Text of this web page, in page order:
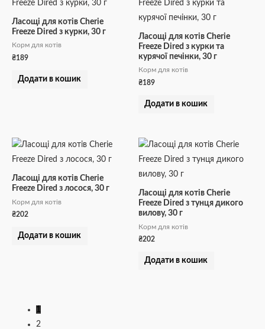
Ласощі для котів Cherie
Freeze Dired з курки, 30 г
Корм для котів
₴189
Додати в кошик
Ласощі для котів Cherie
Freeze Dired з курки та
курячої печінки, 30 г
Корм для котів
₴189
Додати в кошик
Ласощі для котів Cherie
Freeze Dired з лосося, 30 г
Корм для котів
₴202
Додати в кошик
Ласощі для котів Cherie
Freeze Dired з тунця дикого
вилову, 30 г
Корм для котів
₴202
Додати в кошик
1
2